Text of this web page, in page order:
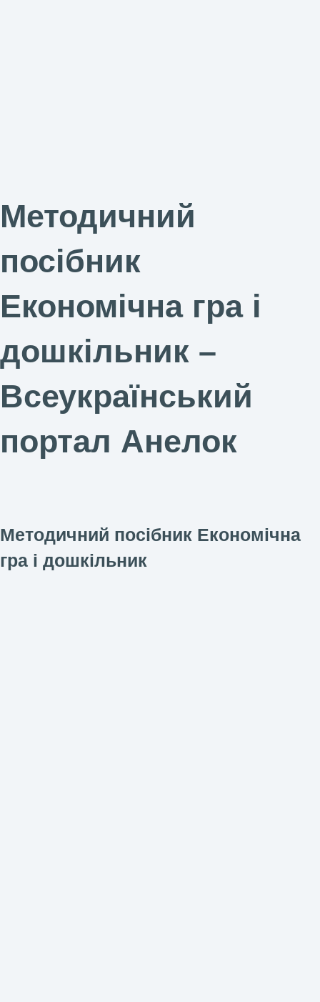
Методичний
посібник
Економічна гра і
дошкільник –
Всеукраїнський
портал Анелок
Методичний посібник Економічна
гра і дошкільник